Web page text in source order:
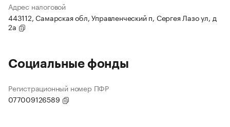
Адрес налоговой
443112, Самарская обл, Управленческий п, Сергея Лазо ул, д
2а
Социальные фонды
Регистрационный номер ПФР
077009126589